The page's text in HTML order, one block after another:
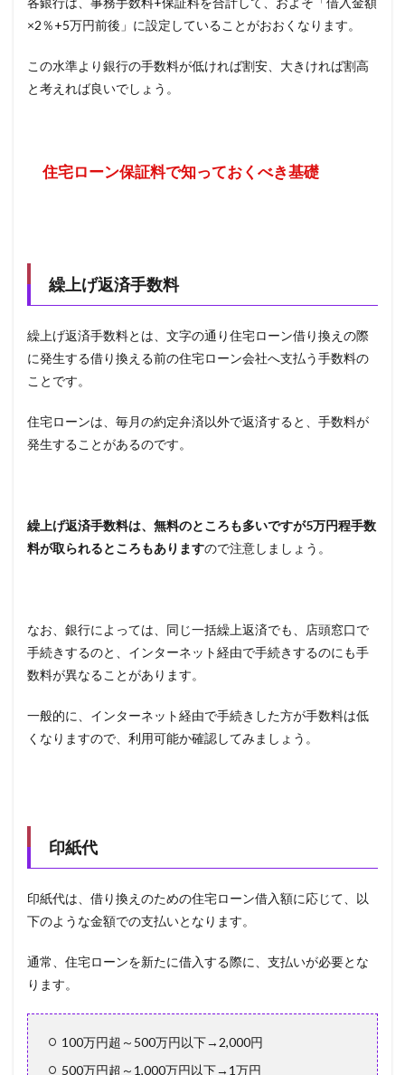
×2％+5万円前後」に設定していることがおおくなります。
この水準より銀行の手数料が低ければ割安、大きければ割高
と考えれば良いでしょう。
住宅ローン保証料で知っておくべき基礎
繰上げ返済手数料
繰上げ返済手数料とは、文字の通り住宅ローン借り換えの際
に発生する借り換える前の住宅ローン会社へ支払う手数料の
ことです。
住宅ローンは、毎月の約定弁済以外で返済すると、手数料が
発生することがあるのです。
繰上げ返済手数料は、無料のところも多いですが5万円程手数
料が取られるところもありますので注意しましょう。
なお、銀行によっては、同じ一括繰上返済でも、店頭窓口で
手続きするのと、インターネット経由で手続きするのにも手
数料が異なることがあります。
一般的に、インターネット経由で手続きした方が手数料は低
くなりますので、利用可能か確認してみましょう。
印紙代
印紙代は、借り換えのための住宅ローン借入額に応じて、以
下のような金額での支払いとなります。
通常、住宅ローンを新たに借入する際に、支払いが必要とな
ります。
100万円超～500万円以下→2,000円
500万円超～1,000万円以下→1万円